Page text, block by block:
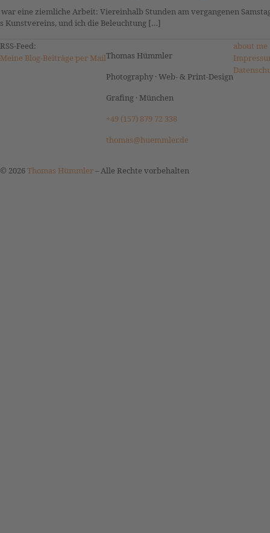
war eine ziemliche Arbeit: Viereinhalb Stunden am vergangenen
Kunstvereins, und ich die Beleuchtung […]
RSS-Feed:
Meine Blog-Beiträge per MailThomas Hümmler
Photography · Web- & Print-Design
Grafing · München
+49 (157) 879 72 338
thomas@huemmler.de
about me
© 2026Thomas Hümmler–Alle Rechte vorbehalten